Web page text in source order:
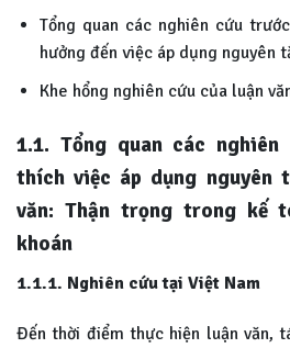
Tổng quan các nghiên cứu
hưởng đến việc áp dụng nguyên
Khe hổng nghiên cứu của luận
1.1. Tổng quan các
thích việc áp dụng nguyên
văn: Thận trọng trong kế
khoán
1.1.1. Nghiên cứu tại Việt Nam
Đến thời điểm thực hiện luận văn,